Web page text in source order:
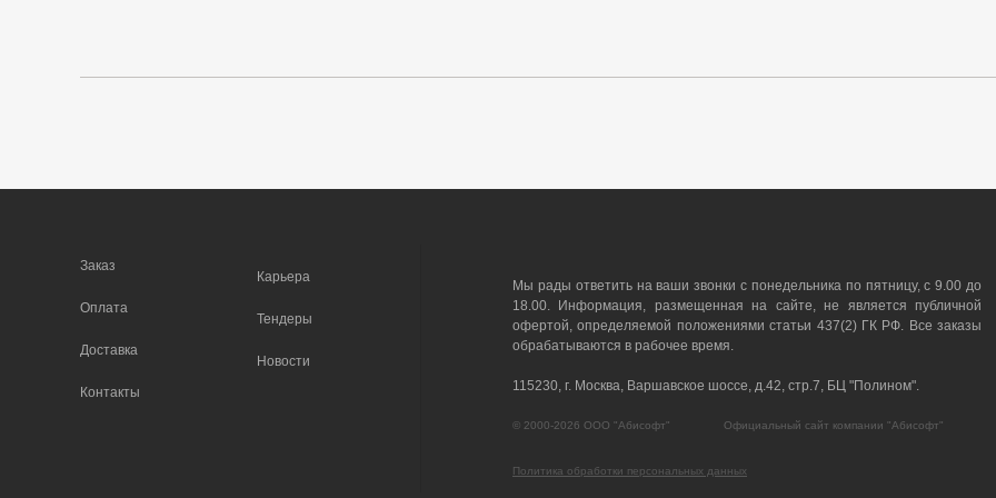
Заказ
Оплата
Доставка
Контакты
Карьера
Тендеры
Новости
Мы рады ответить на ваши звонки с понедельника по пятницу, с 9.00 до
18.00. Информация, размещенная на сайте, не является публичной
офертой, определяемой положениями статьи 437(2) ГК РФ. Все заказы
обрабатываются в рабочее время.
115230, г. Москва, Варшавское шоссе, д.42, стр.7, БЦ "Полином".
© 2000-2026 ООО "Абисофт" Официальный сайт компании "Абисофт"
Политика обработки персональных данных